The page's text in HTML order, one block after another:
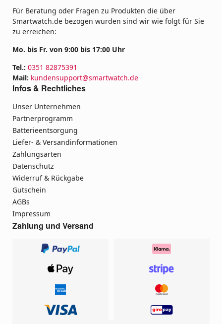
Für Beratung oder Fragen zu Produkten die über
Smartwatch.de bezogen wurden sind wir wie folgt für Sie
zu erreichen:
Mo. bis Fr. von 9:00 bis 17:00 Uhr
Tel.: 0351 82875391
Mail: kundensupport@smartwatch.de
Infos & Rechtliches
Unser Unternehmen
Partnerprogramm
Batterieentsorgung
Liefer- & Versandinformationen
Zahlungsarten
Datenschutz
Widerruf & Rückgabe
Gutschein
AGBs
Impressum
Zahlung und Versand